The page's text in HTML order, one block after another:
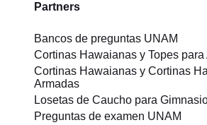
Partners
Bancos de preguntas UNAM
Cortinas Hawaianas y Topes para
Cortinas Hawaianas y Cortinas
Armadas
Losetas de Caucho para
Preguntas de examen UNAM